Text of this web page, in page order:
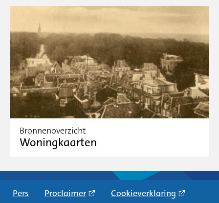
Bronnenoverzicht
Woningkaarten
Pers Proclaimer Cookieverklaring